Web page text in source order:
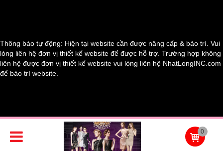
Thông báo tự động: Hiện tại website cần được nâng cấp & bảo trì. Vui
lòng liên hệ đơn vị thiết kế website để được hỗ trợ. Trường hợp không
liên hệ được đơn vị thiết kế website vui lòng liên hệ NhatLongINC.com
để bảo trì website.
0